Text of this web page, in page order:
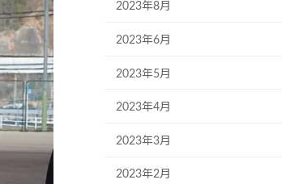
2023年8月
2023年6月
2023年5月
2023年4月
2023年3月
2023年2月